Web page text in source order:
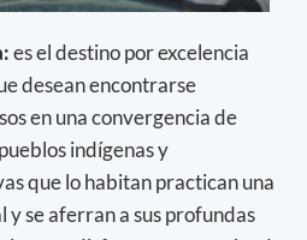
es el destino por excelencia
desean encontrarse
en una convergencia de
indígenas y
que lo habitan practican una
se aferran a sus profundas